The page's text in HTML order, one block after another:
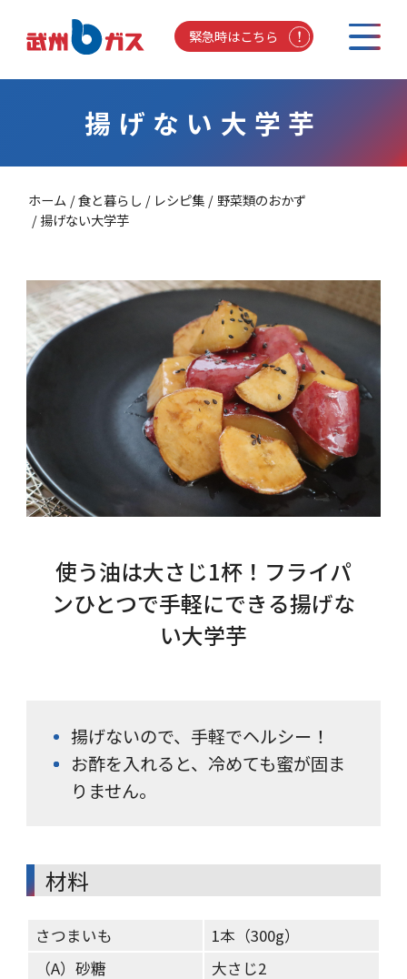
緊急時はこちら
揚げない大学芋
ホーム 食と暮らし レシピ集
野菜類のおかず
揚げない大学芋
使う油は大さじ1杯！フライパ
ンひとつで手軽にできる揚げな
い大学芋
揚げないので、手軽でヘルシー！
お酢を入れると、冷めても蜜が固ま
りません。
材料
さつまいも
1本（300g）
（A）砂糖
大さじ2